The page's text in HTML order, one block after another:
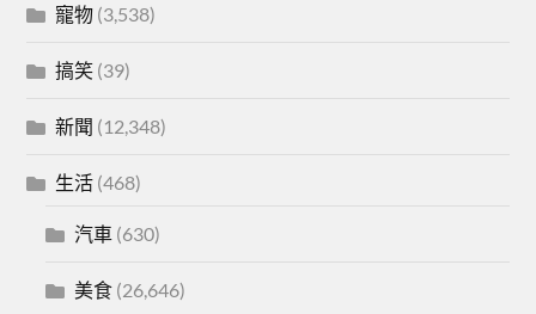
寵物 (3,538)
搞笑 (39)
新聞 (12,348)
生活 (468)
汽車 (630)
美食 (26,646)